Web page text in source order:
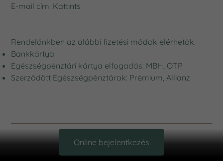
E-mail cím: Kattints
Rendelőnkben az alábbi fizetési módok elérhetők:
Bankkártya
Egészségpénztári kártya elfogadás: MBH, OTP
Szerződött Egészségpénztárak: Prémium, Allianz
Online bejelentkezés